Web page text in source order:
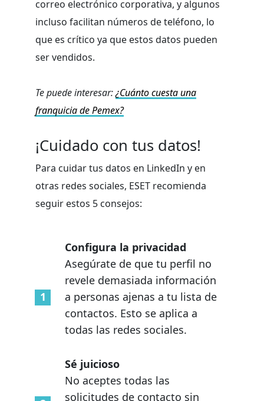
correo electrónico corporativa, y algunos
incluso facilitan números de teléfono, lo
que es crítico ya que estos datos pueden
ser vendidos.
Te puede interesar:¿Cuánto cuesta una
franquicia de Pemex?
¡Cuidado con tus datos!
Para cuidar tus datos en LinkedIn y en
otras redes sociales, ESET recomienda
seguir estos 5 consejos:
Configura la privacidad
Asegúrate de que tu perfil no
revele demasiada información
a personas ajenas a tu lista de
contactos. Esto se aplica a
todas las redes sociales.
Sé juicioso
No aceptes todas las
solicitudes de contacto sin